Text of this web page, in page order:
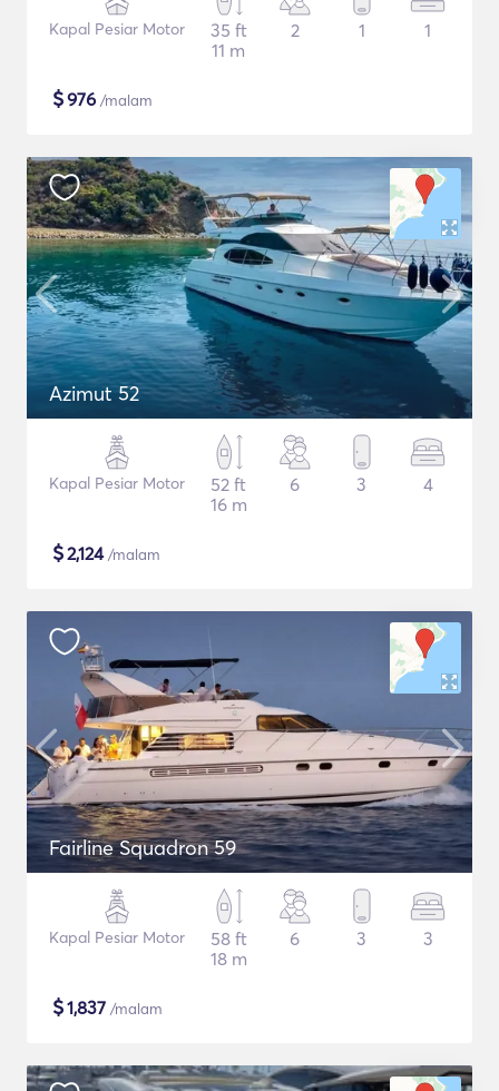
Kapal Pesiar Motor
35 ft
11 m
2 1 1
$976 /malam
Azimut 52
Kapal Pesiar Motor
52 ft
16 m
6 3 4
$2,124/malam
Fairline Squadron 59
Kapal Pesiar Motor
58 ft
18 m
6 3 3
$1,837 /malam